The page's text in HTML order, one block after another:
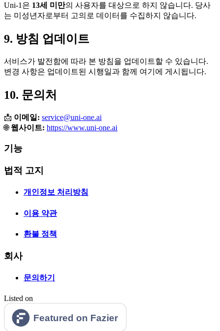
Uni-1은 13세 미만의 사용자를 대상으로 하지 않습니다. 당사
는 미성년자로부터 고의로 데이터를 수집하지 않습니다.
9. 방침 업데이트
서비스가 발전함에 따라 본 방침을 업데이트할 수 있습니다.
변경 사항은 업데이트된 시행일과 함께 여기에 게시됩니다.
10. 문의처
📩 이메일: service@uni-one.ai
🌐웹사이트: https://www.uni-one.ai
기능
법적 고지
개인정보 처리방침
이용 약관
환불 정책
회사
문의하기
Listed on